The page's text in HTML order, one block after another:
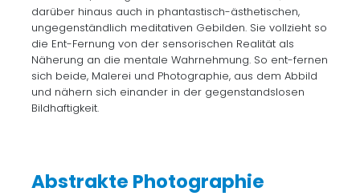
darüber hinaus auch in phantastisch-ästhetischen,
ungegenständlich meditativen Gebilden. Sie vollzieht so
die Ent-Fernung von der sensorischen Realität als
Näherung an die mentale Wahrnehmung. So ent-fernen
sich beide, Malerei und Photographie, aus dem Abbild
und nähern sich einander in der gegenstandslosen
Bildhaftigkeit.
Abstrakte Photographie